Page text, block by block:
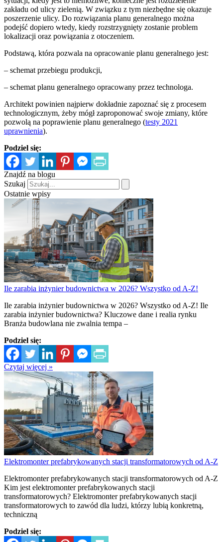
zakładu od ulicy zielenią. W związku z tym niezbędne się okazuje
poszerzenie ulicy. Do rozwiązania planu generalnego można
podejść dopiero wtedy, kiedy rozstrzygnięty zostanie problem
lokalizacji oraz powiązania z otoczeniem.
Podstawą, która pozwala na opracowanie planu generalnego jest:
– schemat przebiegu produkcji,
– schemat planu generalnego opracowany przez technologa.
Architekt powinien najpierw dokładnie zapoznać się z procesem
technologicznym, żeby mógł zaproponować swoje zmiany, które
pozwolą na poprawienie planu generalnego (testy 2021
uprawnienia).
Podziel się:
Znajdź na blogu
Szukaj
Ostatnie wpisy
Ile zarabia inżynier budownictwa w 2026? Wszystko od A-Z!
Ile zarabia inżynier budownictwa w 2026? Wszystko od A-Z! Ile
zarabia inżynier budownictwa? Kluczowe dane i realia rynku
Branża budowlana nie zwalnia tempa –
Podziel się:
Czytaj więcej »
Elektromonter prefabrykowanych stacji transformatorowych od A-Z
Elektromonter prefabrykowanych stacji transformatorowych od A-Z
Kim jest elektromonter prefabrykowanych stacji
transformatorowych? Elektromonter prefabrykowanych stacji
transformatorowych to zawód dla ludzi, którzy lubią konkretną,
techniczną
Podziel się: